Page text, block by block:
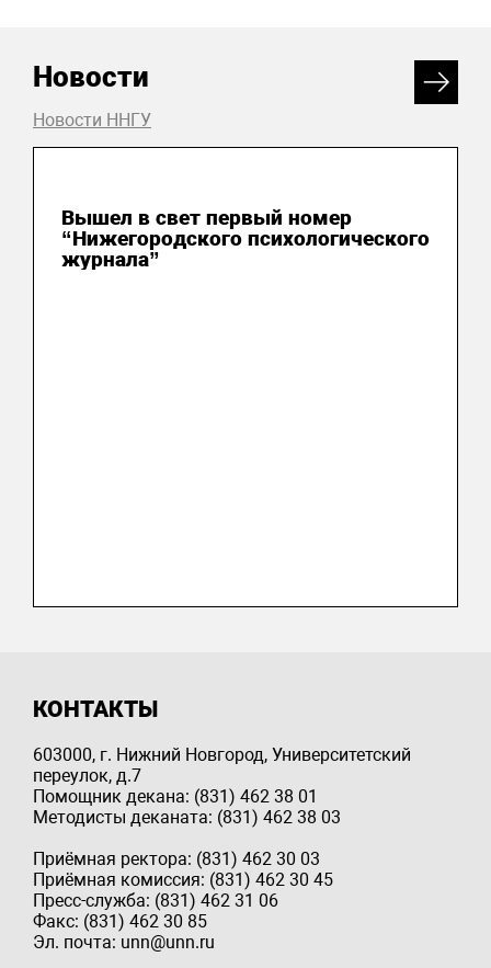
Новости
Новости ННГУ
Вышел в свет первый номер
“Нижегородского психологического
журнала”
КОНТАКТЫ
603000, г. Нижний Новгород, Университетский
переулок, д.7
Помощник декана: (831) 462 38 01
Методисты деканата: (831) 462 38 03
Приёмная ректора: (831) 462 30 03
Приёмная комиссия: (831) 462 30 45
Пресс-служба: (831) 462 31 06
Факс: (831) 462 30 85
Эл. почта: unn@unn.ru